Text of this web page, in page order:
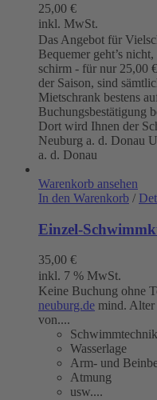
25,00 €
inkl. MwSt.
Das Angebot für
Bequemer geht’s
schirm - für nur 25,00
der Saison, sind
Mietschrank bestens
Buchungsbestätigung
Dort wird Ihnen der
Neuburg a. d. Donau
a. d. Donau
Warenkorb ansehen
In den Warenkorb /
Einzel-
35,00 €
inkl. 7 % MwSt.
Keine Buchung ohne
neuburg.de mind. Alter
von....
Schwimmtechnik
Wasserlage
Arm- und
Atmung
usw....